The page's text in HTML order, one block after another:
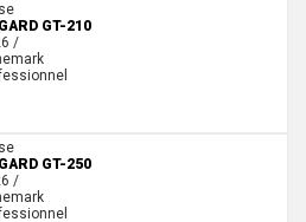
GT-210
/
GT-250
/